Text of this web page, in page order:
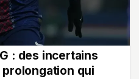
: des incertains
qui